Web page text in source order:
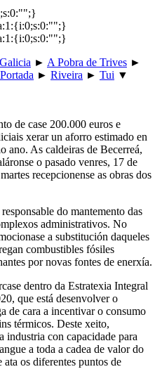
► A Pobra de Trives ►
► Riveira ► Tui ▼
de case 200.000 euros e
xerar un aforro estimado en
ano. As caldeiras de Becerreá,
o pasado venres, 17 de
recepcionense as obras dos
do mantemento das
administrativos. No
a substitución daqueles
combustibles fósiles
por novas fontes de enerxía.
dentro da Estratexia Integral
que está desenvolver o
de cara a incentivar o consumo
térmicos. Deste xeito,
industria con capacidade para
a toda a cadea de valor do
os diferentes puntos de